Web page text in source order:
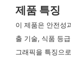
제품 특징
이 제품은 안전성
출 기술, 식품 등
그래픽을 특징으